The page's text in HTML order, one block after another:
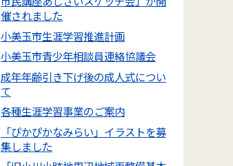
催されました
小美玉市生涯学習推進計画
小美玉市青少年相談員連絡協議会
成年年齢引き下げ後の成人式につい
て
各種生涯学習事業のご案内
「ぴかぴかなみらい」イラストを募
集しました